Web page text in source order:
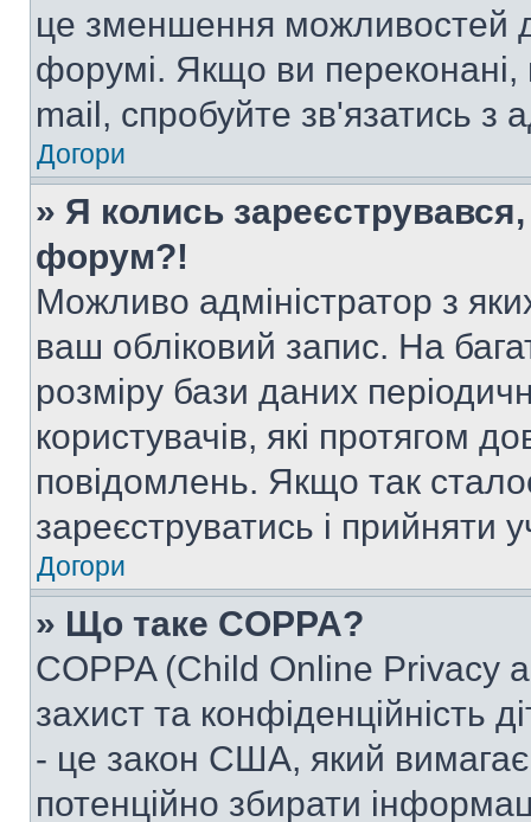
це зменшення можливостей
форумі. Якщо ви
mail, спробуйте зв'язатись з
Догори
» Я колись
форум?!
Можливо адміністратор з
ваш обліковий запис. На
розміру бази даних
користувачів, які протягом
повідомлень. Якщо так
зареєструватись і прийняти
Догори
» Що таке COPPA?
COPPA (Child Online Privacy
захист та конфіденційність
- це закон США, який вимагає
потенційно збирати